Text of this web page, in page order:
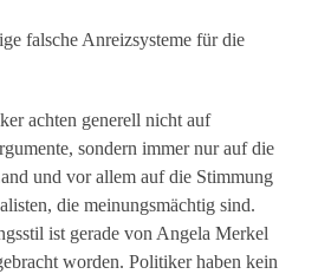
falsche Anreizsysteme für die
achten generell nicht auf
sondern immer nur auf die
und vor allem auf die Stimmung
die meinungsmächtig sind.
ist gerade von Angela Merkel
worden. Politiker haben kein